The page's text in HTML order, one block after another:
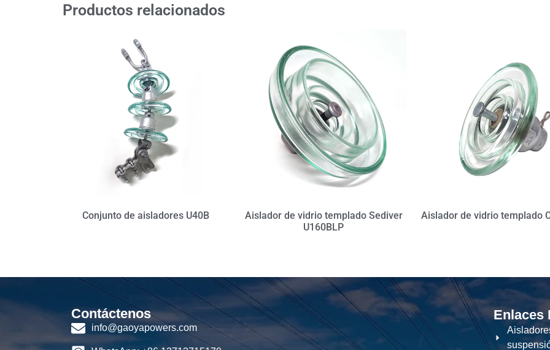
Productos relacionados
Conjunto de aisladores U40B
Aislador de vidrio templado Sediver
U160BLP
Aislador de vidrio templado
Contáctenos
info@gaoyapowers.com
Enlaces